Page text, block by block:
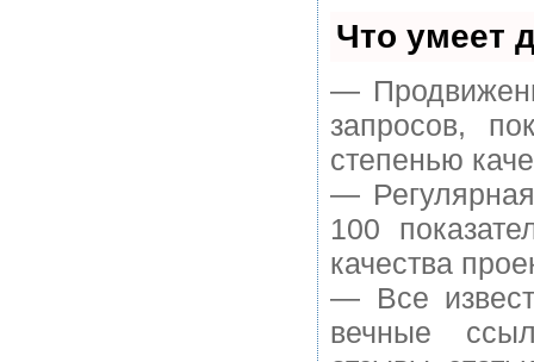
Что умеет
—
запросов,
степенью
—
100
качества
— Все
вечные